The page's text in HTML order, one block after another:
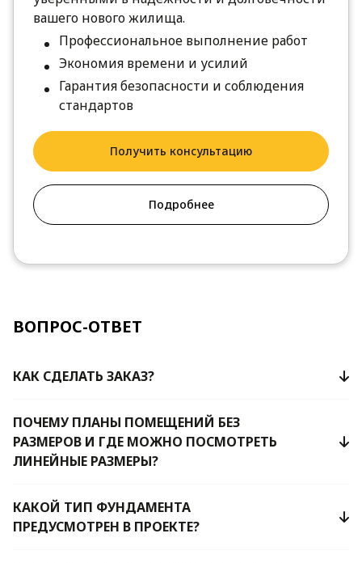
вашего нового жилища.
Профессиональное выполнение работ
Экономия времени и усилий
Гарантия безопасности и соблюдения
стандартов
Получить консультацию
Подробнее
ВОПРОС-ОТВЕТ
КАК СДЕЛАТЬ ЗАКАЗ?
ПОЧЕМУ ПЛАНЫ ПОМЕЩЕНИЙ БЕЗ
РАЗМЕРОВ И ГДЕ МОЖНО ПОСМОТРЕТЬ
ЛИНЕЙНЫЕ РАЗМЕРЫ?
КАКОЙ ТИП ФУНДАМЕНТА
ПРЕДУСМОТРЕН В ПРОЕКТЕ?